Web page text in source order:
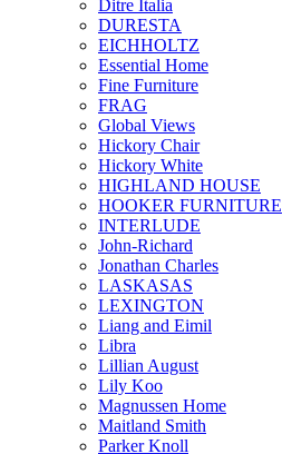
Ditre Italia
DURESTA
EICHHOLTZ
Essential Home
Fine Furniture
FRAG
Global Views
Hickory Chair
Hickory White
HIGHLAND HOUSE
HOOKER FURNITURE
INTERLUDE
John-Richard
Jonathan Charles
LASKASAS
LEXINGTON
Liang and Eimil
Libra
Lillian August
Lily Koo
Magnussen Home
Maitland Smith
Parker Knoll